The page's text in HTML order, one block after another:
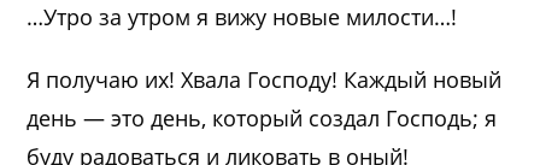
…Утро за утром я вижу новые милости…!
Я получаю их! Хвала Господу! Каждый новый
день — это день, который создал Господь; я
буду радоваться и ликовать в оный!